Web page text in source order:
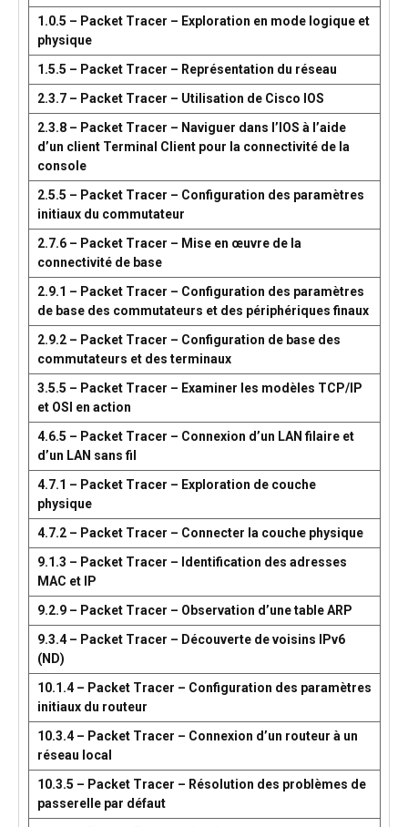
1.0.5 – Packet Tracer – Exploration en mode logique et
physique
1.5.5 – Packet Tracer – Représentation du réseau
2.3.7 – Packet Tracer – Utilisation de Cisco IOS
2.3.8 – Packet Tracer – Naviguer dans l’IOS à l’aide
d’un client Terminal Client pour la connectivité de la
console
2.5.5 – Packet Tracer – Configuration des paramètres
initiaux du commutateur
2.7.6 – Packet Tracer – Mise en œuvre de la
connectivité de base
2.9.1 – Packet Tracer – Configuration des paramètres
de base des commutateurs et des périphériques finaux
2.9.2 – Packet Tracer – Configuration de base des
commutateurs et des terminaux
3.5.5 – Packet Tracer – Examiner les modèles TCP/IP
et OSI en action
4.6.5 – Packet Tracer – Connexion d’un LAN filaire et
d’un LAN sans fil
4.7.1 – Packet Tracer – Exploration de couche
physique
4.7.2 – Packet Tracer – Connecter la couche physique
9.1.3 – Packet Tracer – Identification des adresses
MAC et IP
9.2.9 – Packet Tracer – Observation d’une table ARP
9.3.4 – Packet Tracer – Découverte de voisins IPv6
(ND)
10.1.4 – Packet Tracer – Configuration des paramètres
initiaux du routeur
10.3.4 – Packet Tracer – Connexion d’un routeur à un
réseau local
10.3.5 – Packet Tracer – Résolution des problèmes de
passerelle par défaut